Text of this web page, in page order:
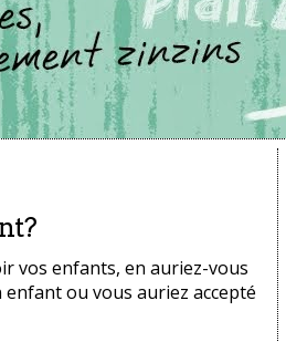
vos enfants, en auriez-vous
ou vous auriez accepté